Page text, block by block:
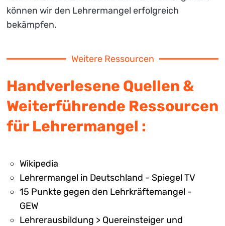
können wir den Lehrermangel erfolgreich
bekämpfen.
Weitere Ressourcen
Handverlesene Quellen &
Weiterführende Ressourcen
für Lehrermangel :
Wikipedia
Lehrermangel in Deutschland - Spiegel TV
15 Punkte gegen den Lehrkräftemangel -
GEW
Lehrerausbildung > Quereinsteiger und